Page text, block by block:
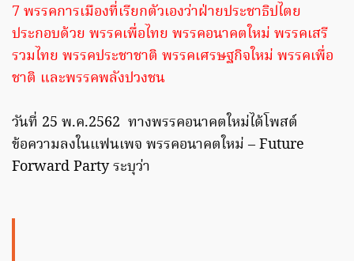
7 พรรคการเมืองที่เรียกตัวเองว่าฝ่ายประชาธิปไตย
ประกอบด้วย พรรคเพื่อไทย พรรคอนาคตใหม่ พรรคเสรี
รวมไทย พรรคประชาชาติ พรรคเศรษฐกิจใหม่ พรรคเพื่อ
ชาติ และพรรคพลังปวงชน
วันที่ 25 พ.ค.2562 ทางพรรคอนาคตใหม่ได้โพสต์
ข้อความลงในแฟนเพจ พรรคอนาคตใหม่ – Future
Forward Party ระบุว่า